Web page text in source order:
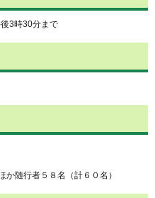
3時30分まで
随行者５８名（計６０名）